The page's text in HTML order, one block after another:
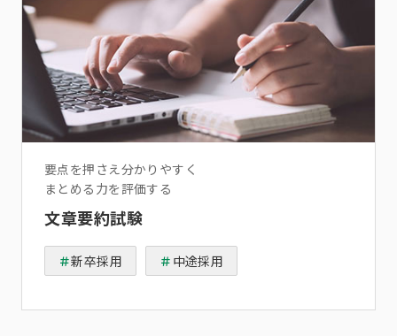
要点を押さえ分かりやすく
まとめる力を評価する
文章要約試験
新卒採用 中途採用